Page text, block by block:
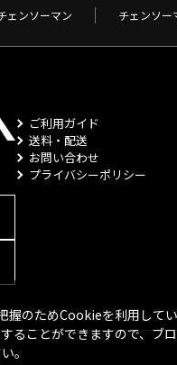
ェンソーマン チェンソー
ご利用ガイド
送料・配送
お問い合わせ
プライバシーポリシー
のためCookieを利用してい
ることができますので、ブ
。